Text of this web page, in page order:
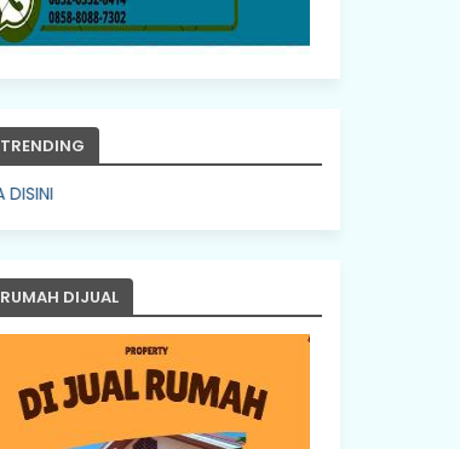
TRENDING
RUMAH DIJUAL